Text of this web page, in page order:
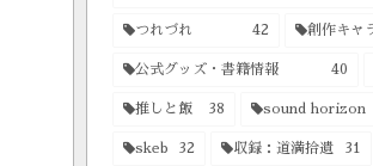
つれづれ 42 創作キャ
公式グッズ・書籍情報 40
推しと飯 38 sound horizon
skeb 32 収録：道満拾遺 31